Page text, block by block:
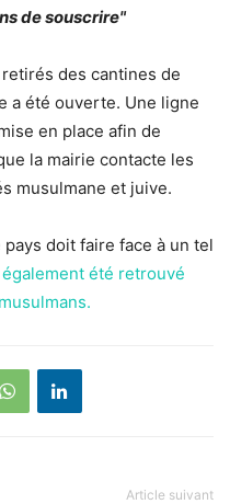
de souscrire"
des cantines de
a été ouverte. Une ligne
en place afin de
la mairie contacte les
musulmane et juive.
doit faire face à un tel
été retrouvé
Article suivant